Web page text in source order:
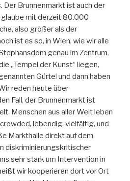
Der Brunnenmarkt ist auch der
glaube mit derzeit 80.000
also größer als der
ist es so, in Wien, wie wir alle
genau im Zentrum,
„Tempel der Kunst“ liegen,
Gürtel und dann haben
reden heute über
Fall, der Brunnenmarkt ist
Menschen aus aller Welt leben
lebendig, vielfältig, und
Markthalle direkt auf dem
diskriminierungskritischer
sehr stark um Intervention in
wir kooperieren dort vor Ort